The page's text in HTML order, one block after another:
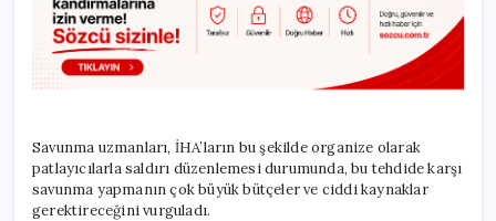
Savunma uzmanları, İHA’ların bu şekilde organize olarak
patlayıcılarla saldırı düzenlemesi durumunda, bu tehdide karşı
savunma yapmanın çok büyük bütçeler ve ciddi kaynaklar
gerektireceğini vurguladı.